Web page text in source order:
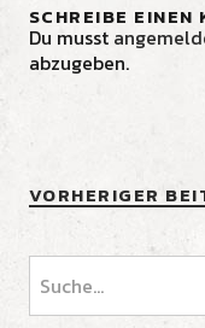
SCHREIBE EINEN
Du musst
abzugeben.
VORHERIGER